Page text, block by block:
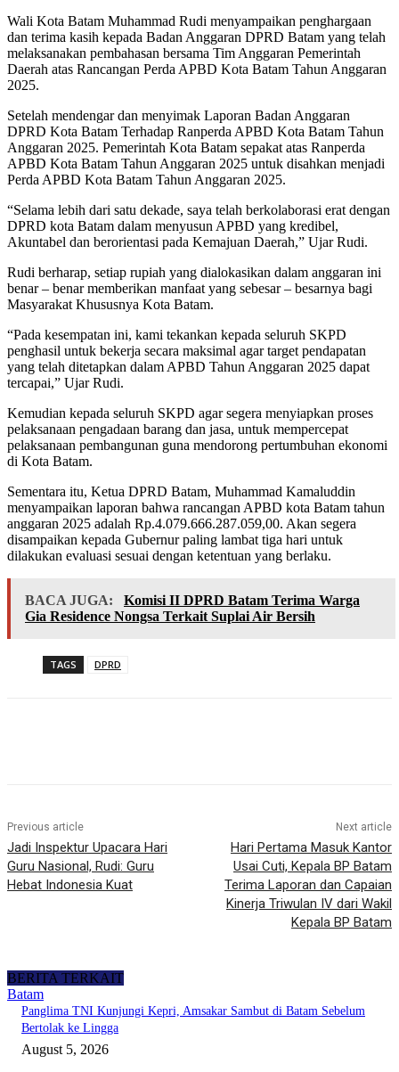
Wali Kota Batam Muhammad Rudi menyampaikan penghargaan
dan terima kasih kepada Badan Anggaran DPRD Batam yang telah
melaksanakan pembahasan bersama Tim Anggaran Pemerintah
Daerah atas Rancangan Perda APBD Kota Batam Tahun Anggaran
2025.
Setelah mendengar dan menyimak Laporan Badan Anggaran
DPRD Kota Batam Terhadap Ranperda APBD Kota Batam Tahun
Anggaran 2025. Pemerintah Kota Batam sepakat atas Ranperda
APBD Kota Batam Tahun Anggaran 2025 untuk disahkan menjadi
Perda APBD Kota Batam Tahun Anggaran 2025.
“Selama lebih dari satu dekade, saya telah berkolaborasi erat dengan
DPRD kota Batam dalam menyusun APBD yang kredibel,
Akuntabel dan berorientasi pada Kemajuan Daerah,” Ujar Rudi.
Rudi berharap, setiap rupiah yang dialokasikan dalam anggaran ini
benar – benar memberikan manfaat yang sebesar – besarnya bagi
Masyarakat Khususnya Kota Batam.
“Pada kesempatan ini, kami tekankan kepada seluruh SKPD
penghasil untuk bekerja secara maksimal agar target pendapatan
yang telah ditetapkan dalam APBD Tahun Anggaran 2025 dapat
tercapai,” Ujar Rudi.
Kemudian kepada seluruh SKPD agar segera menyiapkan proses
pelaksanaan pengadaan barang dan jasa, untuk mempercepat
pelaksanaan pembangunan guna mendorong pertumbuhan ekonomi
di Kota Batam.
Sementara itu, Ketua DPRD Batam, Muhammad Kamaluddin
menyampaikan laporan bahwa rancangan APBD kota Batam tahun
anggaran 2025 adalah Rp.4.079.666.287.059,00. Akan segera
disampaikan kepada Gubernur paling lambat tiga hari untuk
dilakukan evaluasi sesuai dengan ketentuan yang berlaku.
BACA JUGA:
Komisi II DPRD Batam Terima Warga
Gia Residence Nongsa Terkait Suplai Air Bersih
TAGS DPRD
Previous article
Jadi Inspektur Upacara Hari
Guru Nasional, Rudi: Guru
Hebat Indonesia Kuat
Next article
Hari Pertama Masuk Kantor
Usai Cuti, Kepala BP Batam
Terima Laporan dan Capaian
Kinerja Triwulan IV dari Wakil
Kepala BP Batam
BERITA TERKAIT
Batam
Panglima TNI Kunjungi Kepri, Amsakar Sambut di Batam Sebelum
Bertolak ke Lingga
August 5, 2026